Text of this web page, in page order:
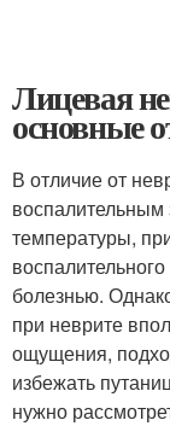
Лицевая
основные
В отличие от
температуры,
болезнью.
при неврите
ощущения,
избежать
нужно